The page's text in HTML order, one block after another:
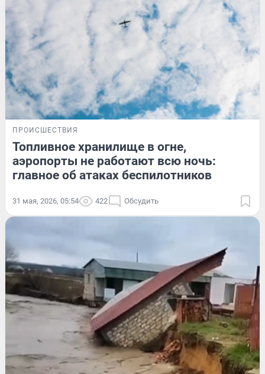
ПРОИСШЕСТВИЯ
Топливное хранилище в огне,
аэропорты не работают всю ночь:
главное об атаках беспилотников
31 мая, 2026, 05:54 422 Обсудить